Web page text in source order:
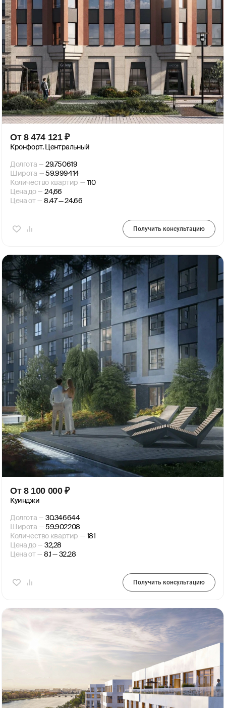
От 8 474 121 ₽
Кронфорт. Центральный
Долгота — 29.750619
Широта — 59.999414
Количество квартир — 110
Цена до — 24,66
Цена от — 8.47 — 24.66
Получить консультацию
От 8 100 000 ₽
Куинджи
Долгота — 30.346644
Широта — 59.902208
Количество квартир — 181
Цена до — 32,28
Цена от — 8.1 — 32.28
Получить консультацию